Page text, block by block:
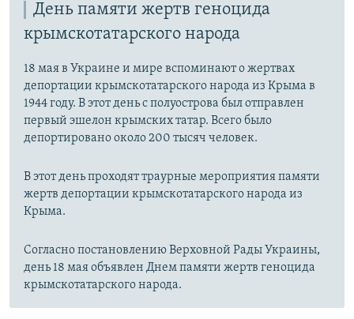
День памяти жертв геноцида
крымскотатарского народа
18 мая в Украине и мире вспоминают о жертвах
депортации крымскотатарского народа из Крыма в
1944 году. В этот день с полуострова был отправлен
первый эшелон крымских татар. Всего было
депортировано около 200 тысяч человек.
В этот день проходят траурные мероприятия памяти
жертв депортации крымскотатарского народа из
Крыма.
Согласно постановлению Верховной Рады Украины,
день 18 мая объявлен Днем памяти жертв геноцида
крымскотатарского народа.